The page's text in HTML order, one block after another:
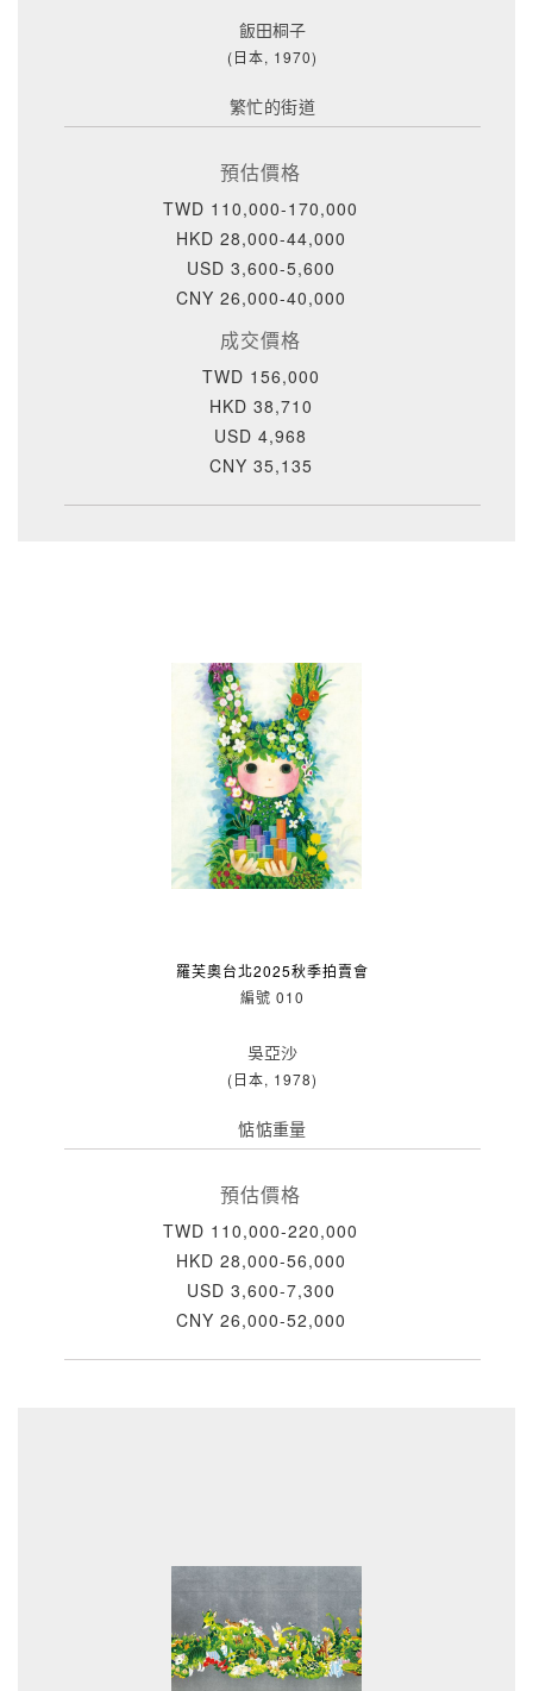
飯田桐子
(日本, 1970)
繁忙的街道
預估價格
TWD 110,000-170,000
HKD 28,000-44,000
USD 3,600-5,600
CNY 26,000-40,000
成交價格
TWD 156,000
HKD 38,710
USD 4,968
CNY 35,135
羅芙奧台北2025秋季拍賣會
編號 010
吳亞沙
(日本, 1978)
惦惦重量
預估價格
TWD 110,000-220,000
HKD 28,000-56,000
USD 3,600-7,300
CNY 26,000-52,000